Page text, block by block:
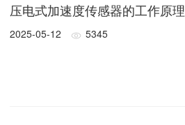
压电式加速度传感器的工作原理
2025-05-12 5345